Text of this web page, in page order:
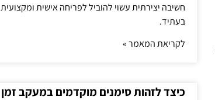
חשיבה יצירתית עשוי להוביל לפריחה אישית ומקצועית
בעתיד.
לקריאת המאמר »
כיצד לזהות סימנים מוקדמים במעקב זמן